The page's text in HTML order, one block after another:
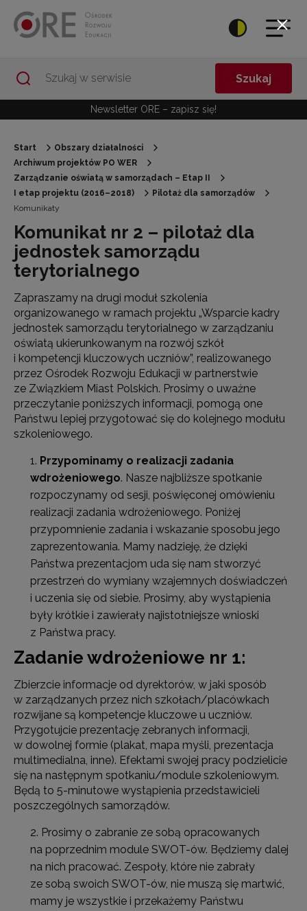
Szukaj
Newsletter ORE – zapisz się!
Start
Obszary działalności
Archiwum projektów PO WER
Zarządzanie oświatą w samorządach – Etap II
I etap projektu (2016–2018)
Pilotaż dla samorządów
Komunikaty
Komunikat nr 2 – pilotaż dla
jednostek samorządu
terytorialnego
Zapraszamy na drugi moduł szkolenia
organizowanego w ramach projektu „Wsparcie kadry
jednostek samorządu terytorialnego w zarządzaniu
oświatą ukierunkowanym na rozwój szkół
i kompetencji kluczowych uczniów”, realizowanego
przez Ośrodek Rozwoju Edukacji w partnerstwie
ze Związkiem Miast Polskich. Prosimy o uważne
przeczytanie poniższych informacji, pomogą one
Państwu lepiej przygotować się do kolejnego modułu
szkoleniowego.
Przypominamy o realizacji zadania
wdrożeniowego. Nasze najbliższe spotkanie
rozpoczynamy od sesji, poświęconej omówieniu
realizacji zadania wdrożeniowego. Poniżej
przypomnienie zadania i wskazanie sposobu jego
zaprezentowania. Mamy nadzieję, że dzięki
Państwa prezentacjom uda się nam stworzyć
przestrzeń do wymiany wzajemnych doświadczeń
i uczenia się od siebie. Prosimy, aby wystąpienia
były krótkie i zawierały najistotniejsze wnioski
z Państwa pracy.
Zadanie wdrożeniowe nr 1:
Zbierzcie informacje od dyrektorów, w jaki sposób
w zarządzanych przez nich szkołach/placówkach
rozwijane są kompetencje kluczowe u uczniów.
Przygotujcie prezentację zebranych informacji,
w dowolnej formie (plakat, mapa myśli, prezentacja
multimedialna, inne). Efektami swojej pracy podzielicie
się na następnym spotkaniu/module szkoleniowym.
Będą to 5-minutowe wystąpienia przedstawicieli
poszczególnych samorządów.
Prosimy o zabranie ze sobą opracowanych
na poprzednim module SWOT-ów. Będziemy dalej
na nich pracować. Zespoły, które nie zabrały
ze sobą swoich SWOT-ów, nie muszą się martwić,
mamy je wszystkie i przekażemy Państwu